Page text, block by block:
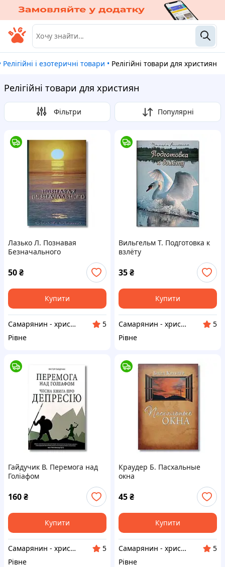
Релігійні і езотеричні товари • Релігійні товари для християн
Релігійні товари для християн
Фільтри Популярні
Лазько Л. Познавая
Безначального
50₴
Купити
Самарянин - християнська книга
5
Рівне
Вильгельм Т. Подготовка к
взлёту
35₴
Купити
Самарянин - християнська книга
5
Рівне
Гайдучик В. Перемога над
Голіафом
160₴
Купити
Самарянин - християнська книга
5
Рівне
Краудер Б. Пасхальные
окна
45₴
Купити
Самарянин - християнська книга
5
Рівне